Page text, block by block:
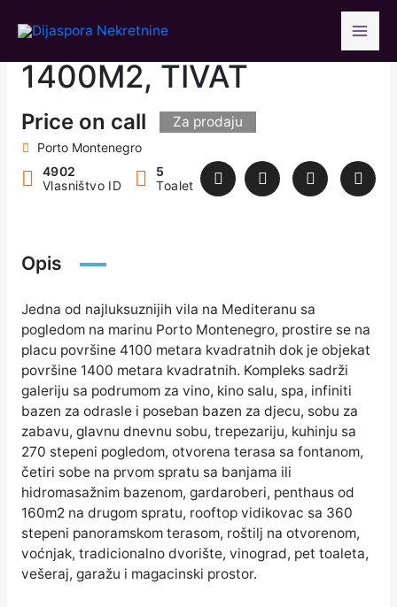
LUKSUZNA VILA,
1400M2, TIVAT
Price on call Za prodaju
Porto Montenegro
4902
Vlasništvo ID
5
Toalet
Opis
Jedna od najluksuznijih vila na Mediteranu sa
pogledom na marinu Porto Montenegro, prostire se na
placu površine 4100 metara kvadratnih dok je objekat
površine 1400 metara kvadratnih. Kompleks sadrži
galeriju sa podrumom za vino, kino salu, spa, infiniti
bazen za odrasle i poseban bazen za djecu, sobu za
zabavu, glavnu dnevnu sobu, trepezariju, kuhinju sa
270 stepeni pogledom, otvorena terasa sa fontanom,
četiri sobe na prvom spratu sa banjama ili
hidromasažnim bazenom, gardaroberi, penthaus od
160m2 na drugom spratu, rooftop vidikovac sa 360
stepeni panoramskom terasom, roštilj na otvorenom,
voćnjak, tradicionalno dvorište, vinograd, pet toaleta,
vešeraj, garažu i magacinski prostor.